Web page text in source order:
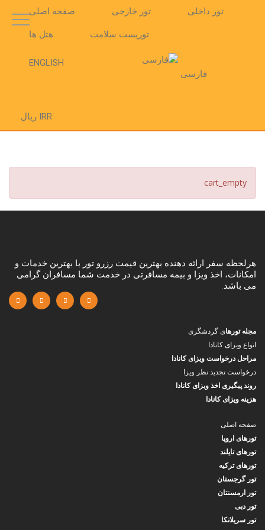
صفحه اصلی تور خارجی تور داخلی
هتل ها توریست سلامت
ENGLISH
فارسی
IRR ریال
cart_empty
هرلحظه سفر ارائه دهنده بهترین قیمت رزرو تور با بهترین خدمات و
امکانات، اخذ ویزا و بیمه مسافرتی در خدمت شما مسافران گرامی
می باشد.
مجله تورهای گردشگری
انواع ویزای کانادا
مراحل درخواست ویزای کانادا
درخواست تجدید نظر ویزا
روند پیگیری اخذ ویزای کانادا
هزینه ویزای کانادا
صفحه اصلی
تورهای اروپا
تورهای تایلند
تورهای ترکیه
تور گرجستان
تور ارمسنتان
تور دبی
تور سریلانکا